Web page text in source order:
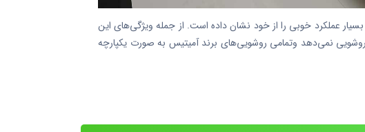
با اتصالات فلزی در طول های دلخواه نیز بسیار عملکرد خوبی را از خود نشان داده است. از جمله ویژگی‌های این
روشویی نمی‌دهد وتمامی روشویی‌های برند آمیتیس به صورت یکپارچه